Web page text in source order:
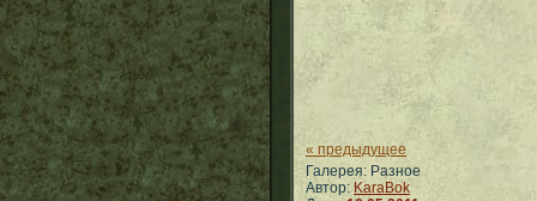
« предыдущее
Галерея: Разное
Автор:KaraBok